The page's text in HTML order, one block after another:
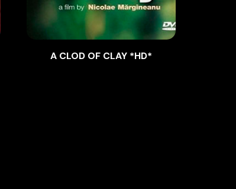
A CLOD OF CLAY *HD*